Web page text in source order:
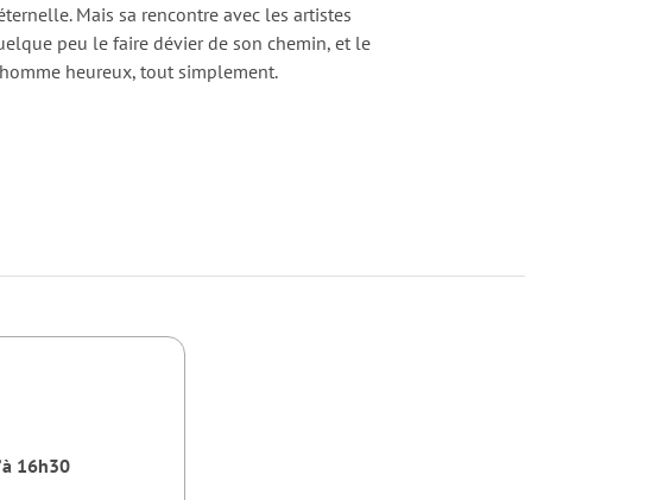
Mais sa rencontre avec les artistes
peu le faire dévier de son chemin, et le
heureux, tout simplement.
16h30